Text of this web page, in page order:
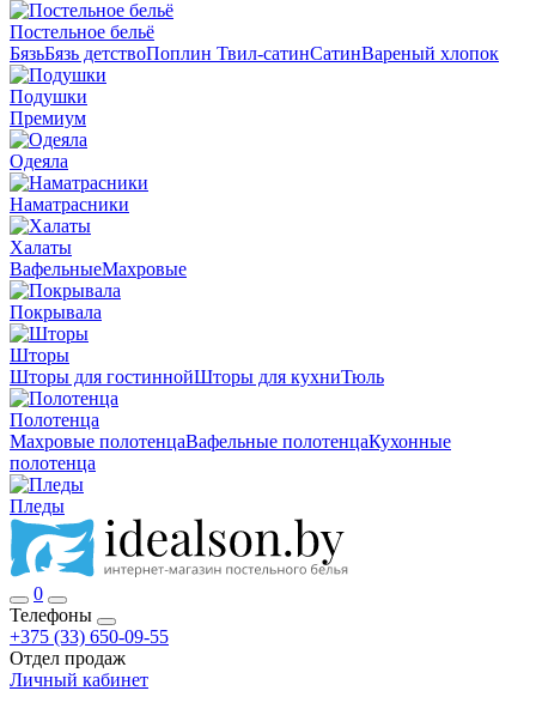
Постельное бельё
БязьБязь детствоПоплин Твил-сатинСатинВареный хлопок
Подушки
Премиум
Одеяла
Наматрасники
Халаты
ВафельныеМахровые
Покрывала
Шторы
Шторы для гостиннойШторы для кухниТюль
Полотенца
Махровые полотенцаВафельные полотенцаКухонные
полотенца
Пледы
0
Телефоны
+375 (33) 650-09-55
Отдел продаж
Личный кабинет